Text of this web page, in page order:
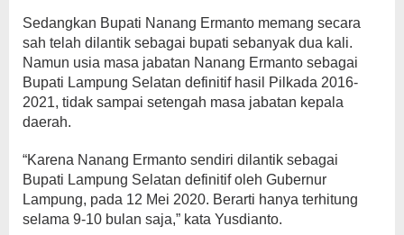
Sedangkan Bupati Nanang Ermanto memang secara
sah telah dilantik sebagai bupati sebanyak dua kali.
Namun usia masa jabatan Nanang Ermanto sebagai
Bupati Lampung Selatan definitif hasil Pilkada 2016-
2021, tidak sampai setengah masa jabatan kepala
daerah.
“Karena Nanang Ermanto sendiri dilantik sebagai
Bupati Lampung Selatan definitif oleh Gubernur
Lampung, pada 12 Mei 2020. Berarti hanya terhitung
selama 9-10 bulan saja,” kata Yusdianto.